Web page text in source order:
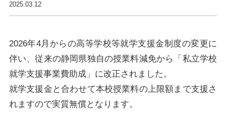
2025.03.12
2026年4月からの高等学校等就学支援金制度の変更に
伴い、従来の静岡県独自の授業料減免から「私立学校
就学支援事業費助成」に改正されました。
就学支援金と合わせて本校授業料の上限額まで支援さ
れますので実質無償となります。